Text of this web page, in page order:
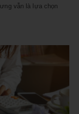
vẫn là lựa chọn